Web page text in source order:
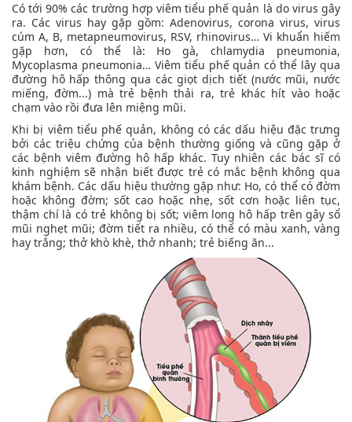
Có tới 90% các trường hợp viêm tiểu phế quản là do virus gây
ra. Các virus hay gặp gồm: Adenovirus, corona virus, virus
cúm A, B, metapneumovirus, RSV, rhinovirus… Vi khuẩn hiếm
gặp hơn, có thể là: Ho gà, chlamydia pneumonia,
Mycoplasma pneumonia… Viêm tiểu phế quản có thể lây qua
đường hô hấp thông qua các giọt dịch tiết (nước mũi, nước
miếng, đờm...) mà trẻ bệnh thải ra, trẻ khác hít vào hoặc
chạm vào rồi đưa lên miệng mũi.
Khi bị viêm tiểu phế quản, không có các dấu hiệu đặc trưng
bởi các triệu chứng của bệnh thường giống và cũng gặp ở
các bệnh viêm đường hô hấp khác. Tuy nhiên các bác sĩ có
kinh nghiệm sẽ nhận biết được trẻ có mắc bệnh không qua
khám bệnh. Các dấu hiệu thường gặp như: Ho, có thể có đờm
hoặc không đờm; sốt cao hoặc nhẹ, sốt cơn hoặc liên tục,
thậm chí là có trẻ không bị sốt; viêm long hô hấp trên gây sổ
mũi nghẹt mũi; đờm tiết ra nhiều, có thể có màu xanh, vàng
hay trắng; thở khò khè, thở nhanh; trẻ biếng ăn...